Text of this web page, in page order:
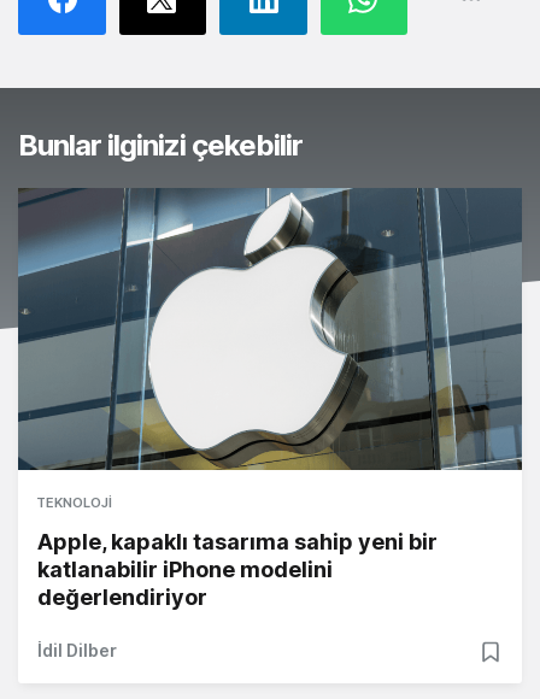
Bunlar ilginizi çekebilir
TEKNOLOJI
Apple, kapaklı tasarıma sahip yeni bir
katlanabilir iPhone modelini
değerlendiriyor
İdil Dilber